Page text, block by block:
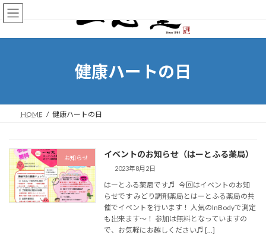
健康ハートの日
HOME 健康ハートの日
お知らせ イベントのお知らせ（はーとふる薬局）
2023年8月2日
はーとふる薬局です♬ 今回はイベントのお知
らせです みどり調剤薬局とはーとふる薬局の共
催でイベントを行います！ 人気のInBodyで測定
も出来ます～！ 参加は無料となっていますの
で、お気軽にお越しください♬ […]